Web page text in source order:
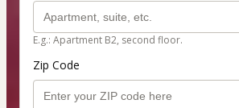
E.g.: Apartment B2, second floor.
Zip Code